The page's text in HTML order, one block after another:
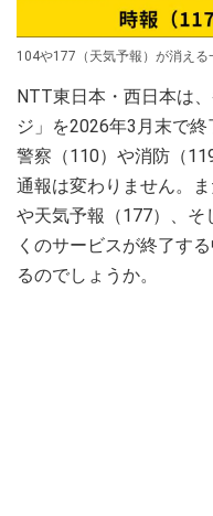
104や177（天気予報）が消える
NTT東日本・西日本は
ジ」を2026年3月末で終
警察（110）や消防（
通報は変わりません。
や天気予報（177）、そ
くのサービスが終了す
るのでしょうか。